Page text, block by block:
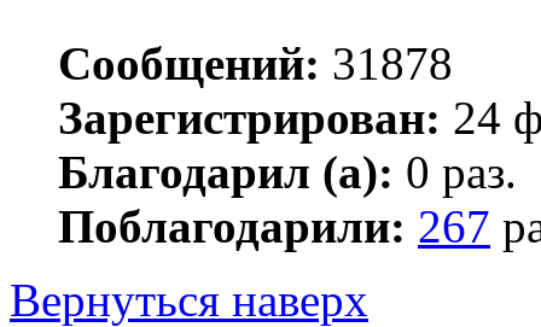
Сообщений: 31878
Зарегистрирован: 24
Благодарил (а): 0 раз.
Поблагодарили: 267
Вернуться наверх